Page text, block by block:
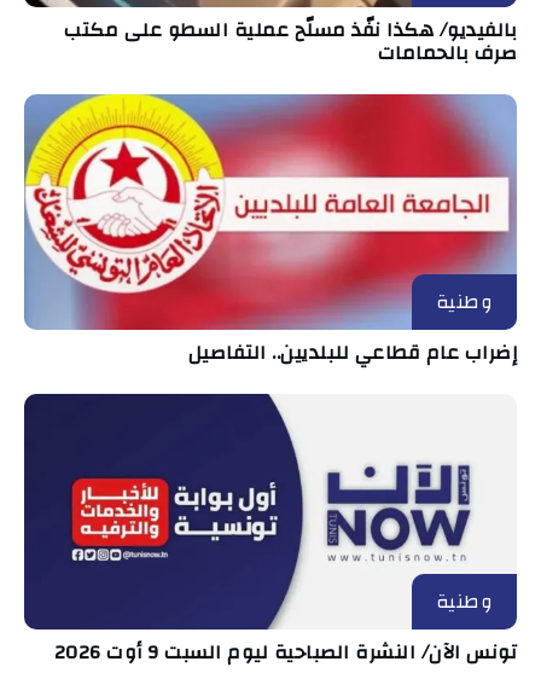
بالفيديو/ هكذا نفّذ مسلّح عملية السطو على مكتب
صرف بالحمامات
وطنية
إضراب عام قطاعي للبلديين.. التفاصيل
وطنية
تونس الآن/ النشرة الصباحية ليوم السبت 9 أوت 2026